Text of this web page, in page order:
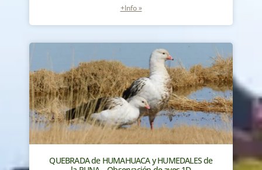
+Info »
QUEBRADA de HUMAHUACA y HUMEDALES de